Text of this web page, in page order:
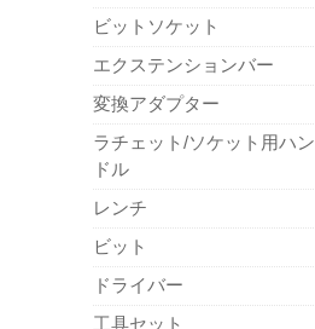
ビットソケット
エクステンションバー
変換アダプター
ラチェット/ソケット用ハン
ドル
レンチ
ビット
ドライバー
工具セット